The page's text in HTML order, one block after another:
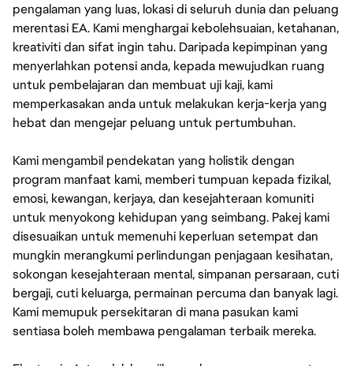
pengalaman yang luas, lokasi di seluruh dunia dan peluang
merentasi EA. Kami menghargai kebolehsuaian, ketahanan,
kreativiti dan sifat ingin tahu. Daripada kepimpinan yang
menyerlahkan potensi anda, kepada mewujudkan ruang
untuk pembelajaran dan membuat uji kaji, kami
memperkasakan anda untuk melakukan kerja-kerja yang
hebat dan mengejar peluang untuk pertumbuhan.
Kami mengambil pendekatan yang holistik dengan
program manfaat kami, memberi tumpuan kepada fizikal,
emosi, kewangan, kerjaya, dan kesejahteraan komuniti
untuk menyokong kehidupan yang seimbang. Pakej kami
disesuaikan untuk memenuhi keperluan setempat dan
mungkin merangkumi perlindungan penjagaan kesihatan,
sokongan kesejahteraan mental, simpanan persaraan, cuti
bergaji, cuti keluarga, permainan percuma dan banyak lagi.
Kami memupuk persekitaran di mana pasukan kami
sentiasa boleh membawa pengalaman terbaik mereka.